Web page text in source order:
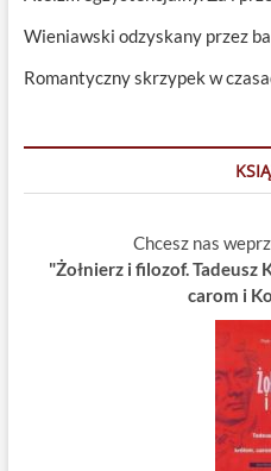
Wieniawski odzyskany przez
Romantyczny skrzypek w
Chcesz nas
"Żołnierz i filozof. Tadeusz
carom i